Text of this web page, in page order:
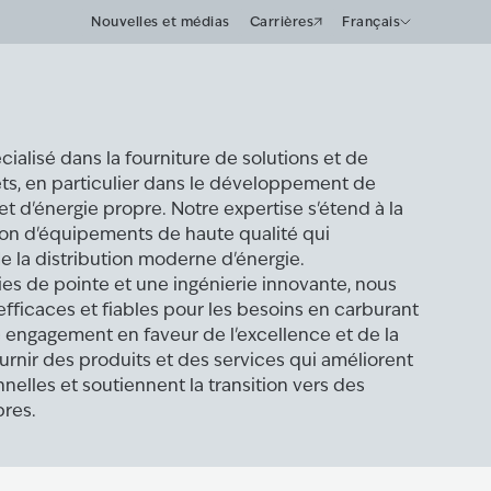
Nouvelles et médias Carrières Français
dans la fourniture de solutions et de
en particulier dans le développement de
d'énergie propre. Notre expertise s'étend à la
d'équipements de haute qualité qui
la distribution moderne d'énergie.
de pointe et une ingénierie innovante, nous
et fiables pour les besoins en carburant
en faveur de l'excellence et de la
des produits et des services qui améliorent
et soutiennent la transition vers des